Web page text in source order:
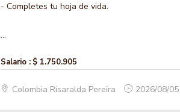
- Completes tu hoja de vida.
...
Salario : $ 1.750.905
Colombia Risaralda Pereira 2026/08/05